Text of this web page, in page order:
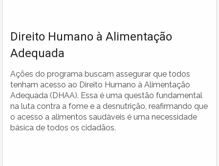
Direito Humano à Alimentação
Adequada
Ações do programa buscam assegurar que todos
tenham acesso ao Direito Humano à Alimentação
Adequada (DHAA). Essa é uma questão fundamental
na luta contra a fome e a desnutrição, reafirmando que
o acesso a alimentos saudáveis é uma necessidade
básica de todos os cidadãos.